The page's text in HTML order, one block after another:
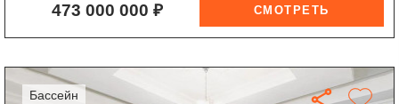
473 000 000 ₽
бассейн